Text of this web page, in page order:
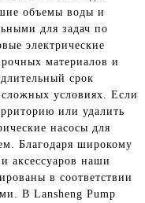
объемы воды и
для задач по
электрические
материалов и
срок
условиях. Если
или удалить
насосы для
Благодаря широкому
аксессуаров наши
в соответствии
В Lansheng Pump